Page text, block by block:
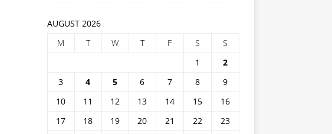
AUGUST 2026
M
T W T F S
S
1
2
3
4 5 6 7 8
9
10
11 12 13 14 15
16
17
18 19 20 21 22
23